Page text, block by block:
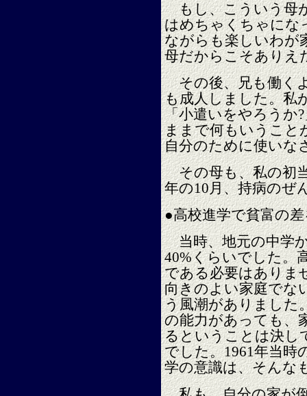
もし、こういう母
はめちゃくちゃにな
ながらも楽しいわが
母だからこそありえ
その後、兄も働く
も成人しました。私
「小遣いをやろうか
ままで何もいうこと
自分のために使いな
その母も、私の初
年の10月、持病のぜ
●高校進学で貧富の
当時、地元の中学
40%くらいでした。
である必要はありま
向きのよい家庭でな
う風潮がありました
の能力があっても、
るということは決し
でした。1961年当時
学の意識は、そんな